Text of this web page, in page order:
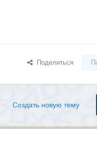
Поделиться
Создать новую тему